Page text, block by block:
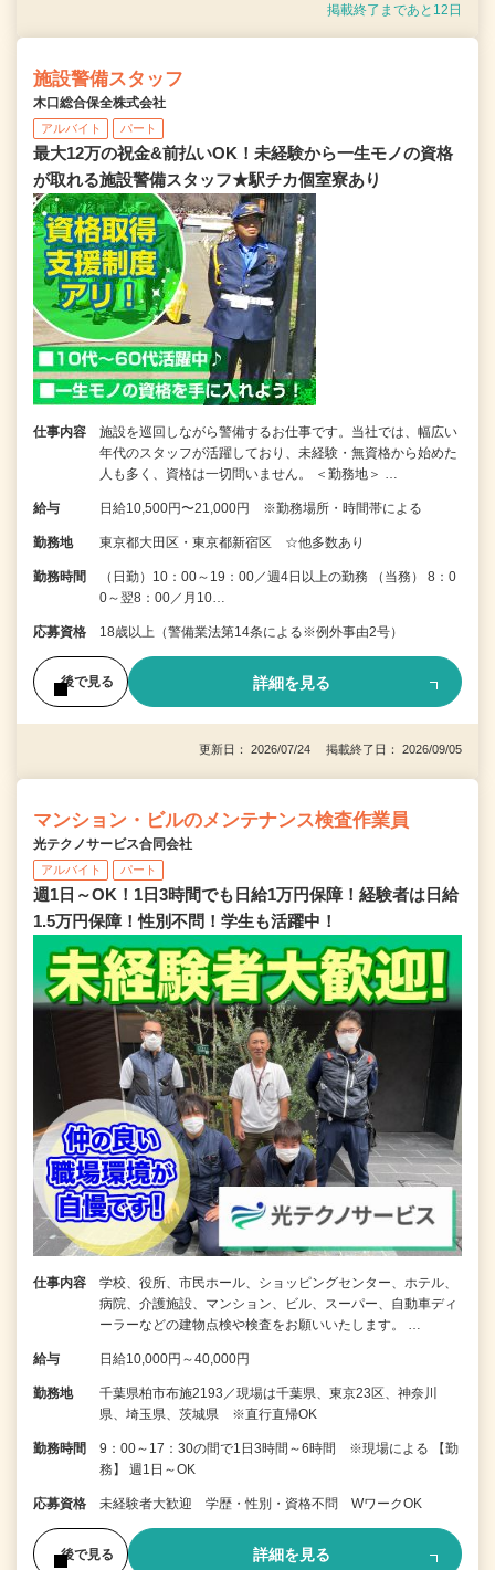
掲載終了まであと12日
施設警備スタッフ
木口総合保全株式会社
アルバイト パート
最大12万の祝金&前払いOK！未経験から一生モノの資格
が取れる施設警備スタッフ★駅チカ個室寮あり
仕事内容
施設を巡回しながら警備するお仕事です。当社では、幅広い
年代のスタッフが活躍しており、未経験・無資格から始めた
人も多く、資格は一切問いません。 ＜勤務地＞ …
給与 日給10,500円〜21,000円 ※勤務場所・時間帯による
勤務地 東京都大田区・東京都新宿区 ☆他多数あり
勤務時間
（日勤）10：00～19：00／週4日以上の勤務 （当務） 8：0
0～翌8：00／月10…
応募資格 18歳以上（警備業法第14条による※例外事由2号）
後で見る 詳細を見る
更新日： 2026/07/24 掲載終了日： 2026/09/05
マンション・ビルのメンテナンス検査作業員
光テクノサービス合同会社
アルバイト パート
週1日～OK！1日3時間でも日給1万円保障！経験者は日給
1.5万円保障！性別不問！学生も活躍中！
仕事内容
学校、役所、市民ホール、ショッピングセンター、ホテル、
病院、介護施設、マンション、ビル、スーパー、自動車ディ
ーラーなどの建物点検や検査をお願いいたします。 …
給与 日給10,000円～40,000円
勤務地
千葉県柏市布施2193／現場は千葉県、東京23区、神奈川
県、埼玉県、茨城県 ※直行直帰OK
勤務時間
9：00～17：30の間で1日3時間～6時間 ※現場による 【勤
務】 週1日～OK
応募資格 未経験者大歓迎 学歴・性別・資格不問 WワークOK
後で見る 詳細を見る